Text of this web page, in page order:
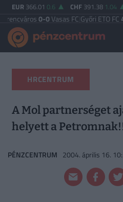
EUR 366.01 0.6 CHF 391.38 1.04
0-0Vasas FC|Győri ETO FC4-0
HRCENTRUM
A Mol partnerséget
helyett a
PÉNZCENTRUM 2004. április 16.